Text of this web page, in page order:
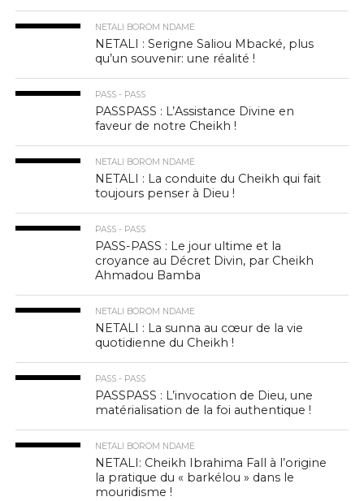
NETALI BOROM NDAME
NETALI : Serigne Saliou Mbacké, plus
qu’un souvenir: une réalité !
PASS - PASS
PASSPASS : L’Assistance Divine en
faveur de notre Cheikh !
NETALI BOROM NDAME
NETALI : La conduite du Cheikh qui fait
toujours penser à Dieu !
PASS - PASS
PASS-PASS : Le jour ultime et la
croyance au Décret Divin, par Cheikh
Ahmadou Bamba
NETALI BOROM NDAME
NETALI : La sunna au cœur de la vie
quotidienne du Cheikh !
PASS - PASS
PASSPASS : L’invocation de Dieu, une
matérialisation de la foi authentique !
NETALI BOROM NDAME
NETALI: Cheikh Ibrahima Fall à l’origine
la pratique du « barkélou » dans le
mouridisme !